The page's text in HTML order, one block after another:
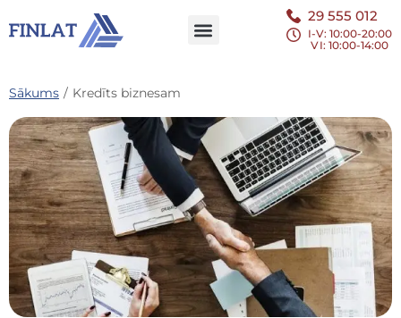
29 555 012
I-V: 10:00-20:00
VI: 10:00-14:00
Sākums / Kredīts biznesam